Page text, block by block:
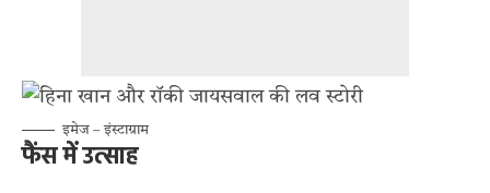
इमेज – इंस्टाग्राम
फैंस में उत्साह